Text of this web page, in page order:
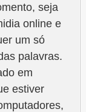
seja
online e
um só
palavras.
em
estiver